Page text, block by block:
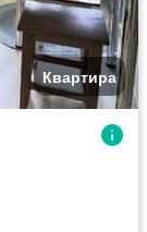
Квартира